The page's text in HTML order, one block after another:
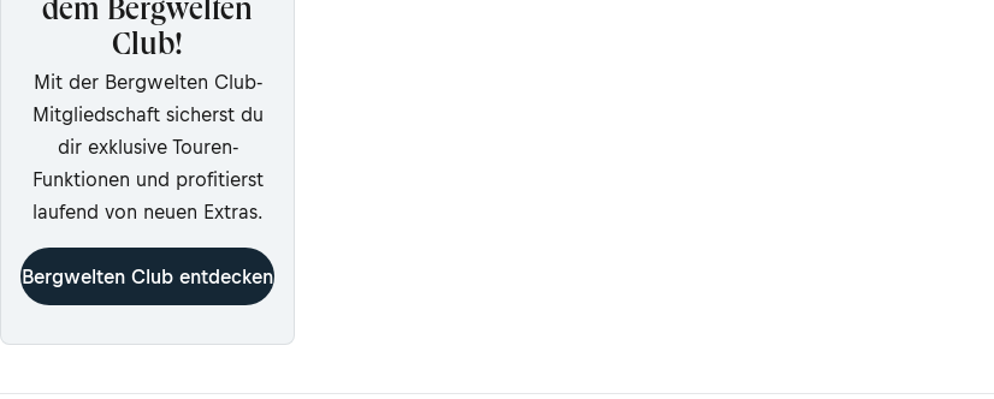
dem Bergwelten
Club!
Mit der Bergwelten Club-
Mitgliedschaft sicherst du
dir exklusive Touren-
Funktionen und profitierst
laufend von neuen Extras.
Bergwelten Club entdecken